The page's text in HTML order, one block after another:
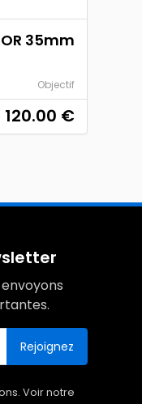
35mm
Objectif
120.00 €
Rejoignez
Voir notre